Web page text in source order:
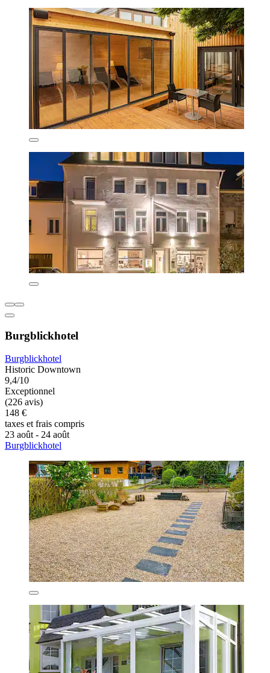
Burgblickhotel
Burgblickhotel
Historic Downtown
9,4/10
Exceptionnel
(226 avis)
148 €
taxes et frais compris
23 août - 24 août
Burgblickhotel